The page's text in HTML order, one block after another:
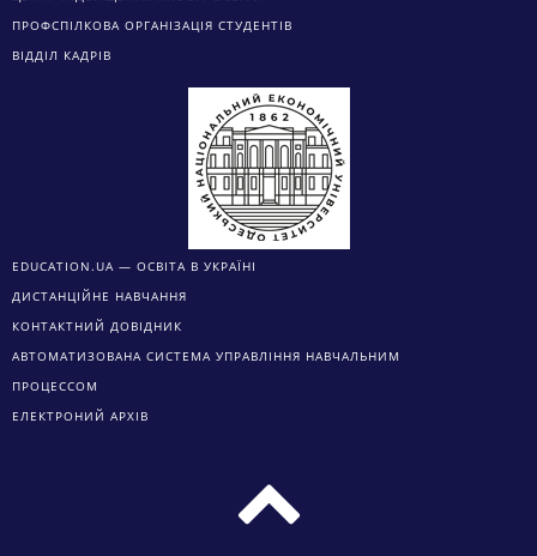
ПРОФСПІЛКОВА ОРГАНІЗАЦІЯ СТУДЕНТІВ
ВІДДІЛ КАДРІВ
EDUCATION.UA — ОСВІТА В УКРАЇНІ
ДИСТАНЦІЙНЕ НАВЧАННЯ
КОНТАКТНИЙ ДОВІДНИК
АВТОМАТИЗОВАНА СИСТЕМА УПРАВЛІННЯ НАВЧАЛЬНИМ
ПРОЦЕССОМ
ЕЛЕКТРОНИЙ АРХІВ